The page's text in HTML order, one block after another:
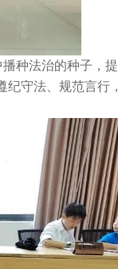
种法治的种子，提
守法、规范言行，